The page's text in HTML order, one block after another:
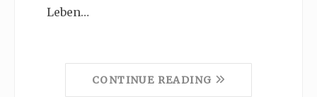
Leben…
CONTINUE READING